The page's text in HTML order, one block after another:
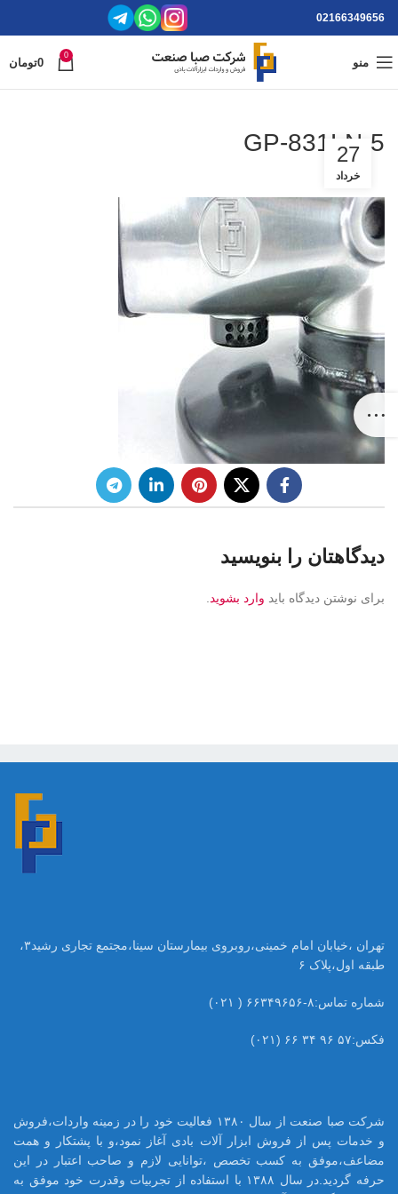
02166349656
منو
0
0تومان
GP-831LN-5
27
خرداد
دیدگاهتان را بنویسید
برای نوشتن دیدگاه باید وارد بشوید
تهران ،خیابان امام خمینی،روبروی بیمارستان سینا،مجتمع تجاری رشید۳،
طبقه اول،پلاک ۶
شماره تماس:۸-۶۶۳۴۹۶۵۶ ( ۰۲۱)
فکس:۵۷ ۹۶ ۳۴ ۶۶ (۰۲۱)
شرکت صبا صنعت از سال ۱۳۸۰ فعالیت خود را در زمینه واردات،فروش
و خدمات پس از فروش ابزار آلات بادی آغاز نمود،و با پشتکار و همت
مضاعف،موفق به کسب تخصص ،توانایی لازم و صاحب اعتبار در این
حرفه گردید.در سال ۱۳۸۸ با استفاده از تجربیات وقدرت خود موفق به